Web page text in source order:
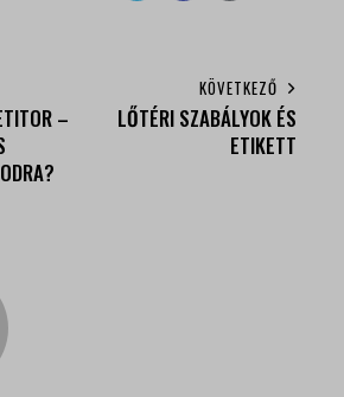
–
KÖVETKEZŐ
LŐTÉRI SZABÁLYOK ÉS
ETIKETT